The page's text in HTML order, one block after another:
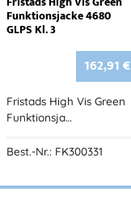
Funktionsjacke 4680
GLPS Kl. 3
162,91€
Fristads High Vis Green
Funktionsja…
Best.-Nr.: FK300331